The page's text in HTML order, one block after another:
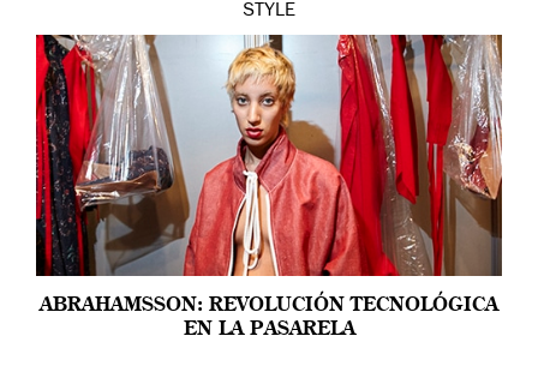
STYLE
ABRAHAMSSON: REVOLUCIÓN TECNOLÓGICA
EN LA PASARELA